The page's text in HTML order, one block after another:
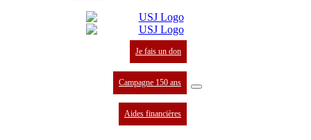
Je fais un don
Campagne 150 ans
Aides financières